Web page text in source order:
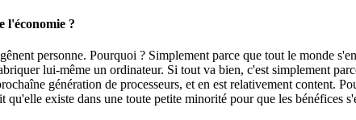
l'économie ?
personne. Pourquoi ? Simplement parce que tout le monde
lui-même un ordinateur. Si tout va bien, c'est simplement
génération de processeurs, et en est relativement content.
qu'elle existe dans une toute petite minorité pour que les bénéfices